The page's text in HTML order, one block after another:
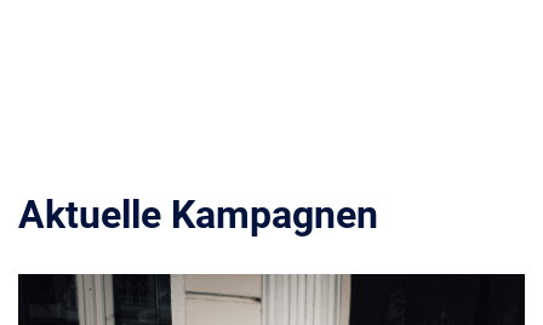
Aktuelle Kampagnen